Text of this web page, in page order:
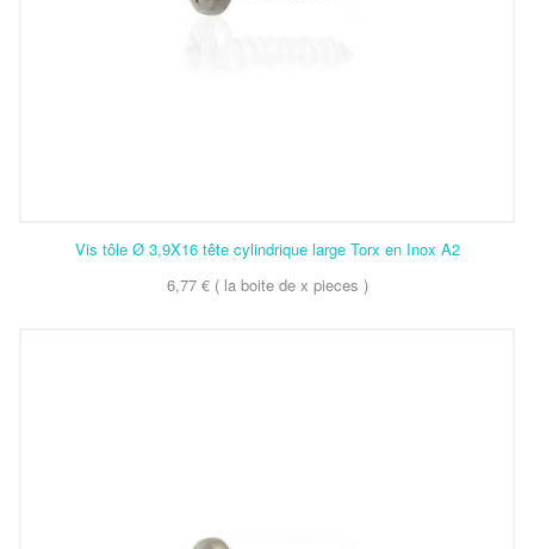
Vis tôle Ø 3,9X16 tête cylindrique large Torx en Inox A2
6,77 € ( la boite de x pieces )